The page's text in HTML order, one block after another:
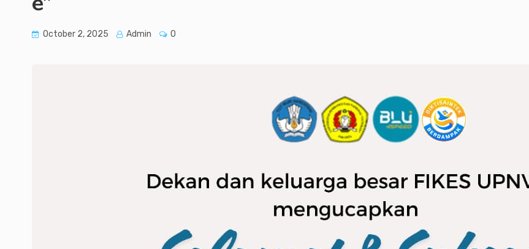
October 2, 2025 Admin 0